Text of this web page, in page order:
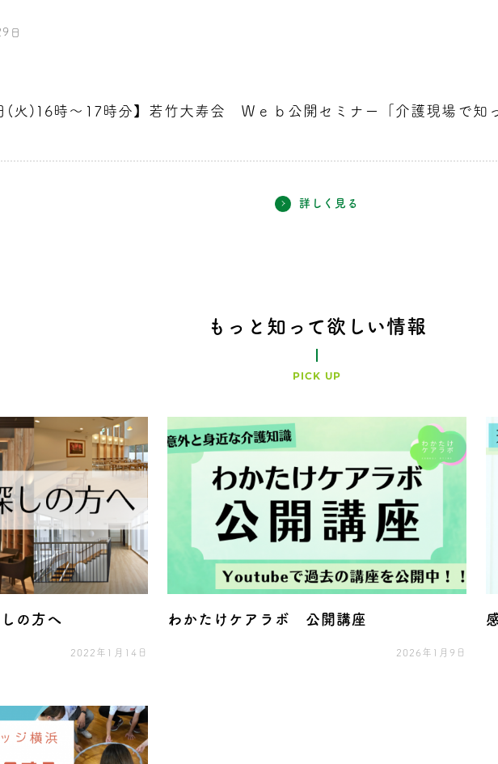
日
(火)16時～17時分】若竹大寿会 Ｗｅｂ公開セミナー「介護現場で知
詳しく見る
もっと知って欲しい情報
PICK UP
の方へ
2022年1月14日
わかたけケアラボ 公開講座
2026年1月9日